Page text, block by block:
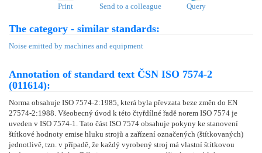
Print Send to a colleague Query
The category - similar standards:
Noise emitted by machines and equipment
Annotation of standard text ČSN ISO 7574-2
(011614):
Norma obsahuje ISO 7574-2:1985, která byla převzata beze změn do EN
27574-2:1988. Všeobecný úvod k této čtyřdílné řadě norem ISO 7574 je
uveden v ISO 7574-1. Tato část ISO 7574 obsahuje pokyny ke stanovení
štítkové hodnoty emise hluku strojů a zařízení označených (štítkovaných)
jednotlivě, tzn. v případě, že každý vyrobený stroj má vlastní štítkovou